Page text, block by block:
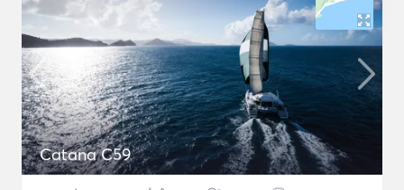
Catana C59